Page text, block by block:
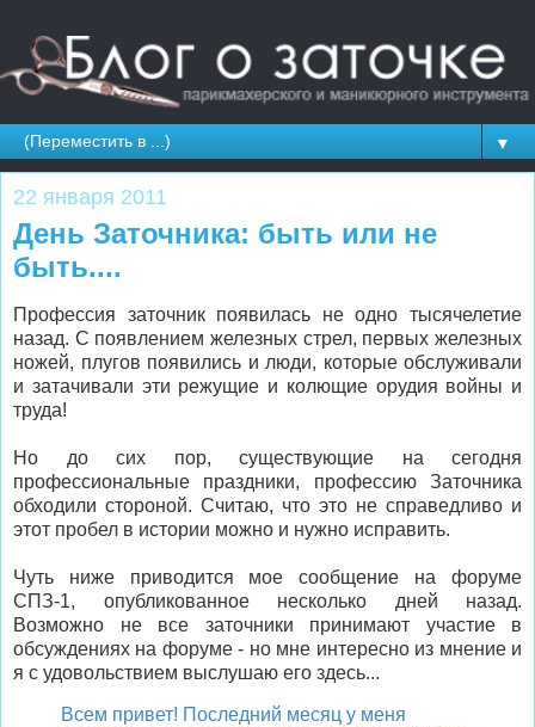
▼
22 января 2011
День Заточника: быть или не
быть....
Профессия заточник появилась не одно тысячелетие
назад. С появлением железных стрел, первых железных
ножей, плугов появились и люди, которые обслуживали
и затачивали эти режущие и колющие орудия войны и
труда!
Но до сих пор, существующие на сегодня
профессиональные праздники, профессию Заточника
обходили стороной. Считаю, что это не справедливо и
этот пробел в истории можно и нужно исправить.
Чуть ниже приводится мое сообщение на форуме
СПЗ-1, опубликованное несколько дней назад.
Возможно не все заточники принимают участие в
обсуждениях на форуме - но мне интересно из мнение и
я с удовольствием выслушаю его здесь...
Всем привет! Последний месяц у меня